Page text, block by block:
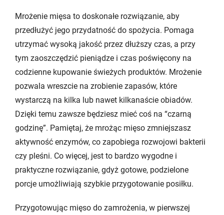
Mrożenie mięsa to doskonałe rozwiązanie, aby
przedłużyć jego przydatność do spożycia. Pomaga
utrzymać wysoką jakość przez dłuższy czas, a przy
tym zaoszczędzić pieniądze i czas poświęcony na
codzienne kupowanie świeżych produktów. Mrożenie
pozwala wreszcie na zrobienie zapasów, które
wystarczą na kilka lub nawet kilkanaście obiadów.
Dzięki temu zawsze będziesz mieć coś na “czarną
godzinę”. Pamiętaj, że mrożąc mięso zmniejszasz
aktywność enzymów, co zapobiega rozwojowi bakterii
czy pleśni. Co więcej, jest to bardzo wygodne i
praktyczne rozwiązanie, gdyż gotowe, podzielone
porcje umożliwiają szybkie przygotowanie posiłku.
Przygotowując mięso do zamrożenia, w pierwszej